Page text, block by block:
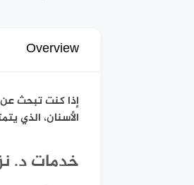
Overview
إذا كنت تبحث
الأسنان، الذي
خدمات د.